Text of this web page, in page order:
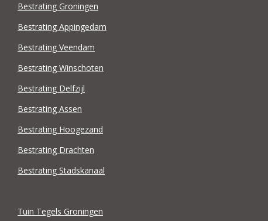
Bestrating Groningen
Bestrating Appingedam
Bestrating Veendam
Bestrating Winschoten
Bestrating Delfzijl
Bestrating Assen
Bestrating Hoogezand
Bestrating Drachten
Bestrating Stadskanaal
Tuin Tegels Groningen